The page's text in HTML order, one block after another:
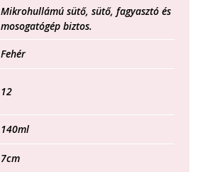
Mikrohullámú sütő, sütő, fagyasztó és
mosogatógép biztos.
Fehér
12
140ml
7cm